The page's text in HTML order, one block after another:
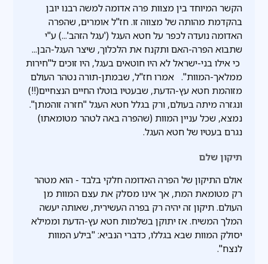
הקשר המיוחד בין מצוות פרה אדומה למשה רבנו יובן
בהקדמת מהותה של מצווה זו. חז"ל אומרים, שהפרה
האדומה נועדה לכפר על חטא העגל ('עגל הזהב'...) ע"י
שתבוא הפרה-האם ותקנח את הלכלוך, שיצר העגל-הבן...
כי אילו בני-ישראל לא היו חוטאים בעגל, היו זוכים ל"חירות
ממלאך-המוות". אמרו חז"ל, שבמתן-תורה נטהר העולם
מזוהמת חטא עץ-הדעת, שבעטיו בוטלו החיים הנצחיים(!!)
ונגזרה מיתה בעולם, ורק בגלל חטא העגל "חזרה זוהמתן".
נמצא, שכל עניין המוות (שהפרה באה לטהר מטומאתו)
נגרם בעטיו של חטא העגל.
תיקון שלם
אולם התיקון של הפרה האדומה חלקי בלבד - הוא מטהר
רק מטומאת המת, אך אינו מסלק את עצם המוות מן
העולם. תיקון זה יהיה רק בפרה העשירית, שאותה יעשה
המלך המשיח. אז יתוקן בשלמות חטא עץ-הדעת וממילא
יסולק המוות שבא בגללו, כדברי הנביא: "בילע המוות
לנצח".